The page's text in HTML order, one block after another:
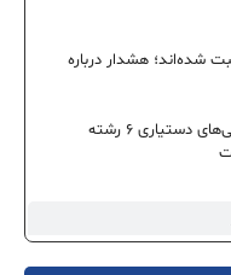
ثبت شده‌اند؛ هشدار درباره
هشدار درباره آینده پزشکی ایران؛ صندلی‌های دستیاری ۶ رشته